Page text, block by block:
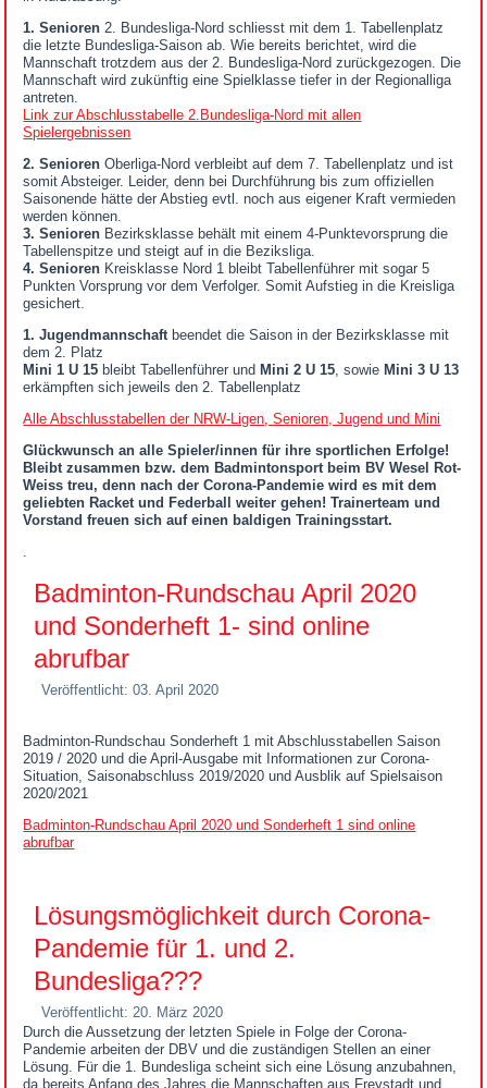
1. Senioren 2. Bundesliga-Nord schliesst mit dem 1. Tabellenplatz
die letzte Bundesliga-Saison ab. Wie bereits berichtet, wird die
Mannschaft trotzdem aus der 2. Bundesliga-Nord zurückgezogen. Die
Mannschaft wird zukünftig eine Spielklasse tiefer in der Regionalliga
antreten.
Link zur Abschlusstabelle 2.Bundesliga-Nord mit allen
Spielergebnissen
2. Senioren Oberliga-Nord verbleibt auf dem 7. Tabellenplatz und ist
somit Absteiger. Leider, denn bei Durchführung bis zum offiziellen
Saisonende hätte der Abstieg evtl. noch aus eigener Kraft vermieden
werden können.
3. Senioren Bezirksklasse behält mit einem 4-Punktevorsprung die
Tabellenspitze und steigt auf in die Beziksliga.
4. Senioren Kreisklasse Nord 1 bleibt Tabellenführer mit sogar 5
Punkten Vorsprung vor dem Verfolger. Somit Aufstieg in die Kreisliga
gesichert.
1. Jugendmannschaft beendet die Saison in der Bezirksklasse mit
dem 2. Platz
Mini 1 U 15 bleibt Tabellenführer und Mini 2 U 15 , sowie Mini 3 U 13
erkämpften sich jeweils den 2. Tabellenplatz
Alle Abschlusstabellen der NRW-Ligen, Senioren, Jugend und Mini
Glückwunsch an alle Spieler/innen für ihre sportlichen Erfolge!
Bleibt zusammen bzw. dem Badmintonsport beim BV Wesel Rot-
Weiss treu, denn nach der Corona-Pandemie wird es mit dem
geliebten Racket und Federball weiter gehen! Trainerteam und
Vorstand freuen sich auf einen baldigen Trainingsstart.
Badminton-Rundschau April 2020
und Sonderheft 1- sind online
abrufbar
Veröffentlicht: 03. April 2020
Badminton-Rundschau Sonderheft 1 mit Abschlusstabellen Saison
2019 / 2020 und die April-Ausgabe mit Informationen zur Corona-
Situation, Saisonabschluss 2019/2020 und Ausblik auf Spielsaison
2020/2021
Badminton-Rundschau April 2020 und Sonderheft 1 sind online
abrufbar
Lösungsmöglichkeit durch Corona-
Pandemie für 1. und 2.
Bundesliga???
Veröffentlicht: 20. März 2020
Durch die Aussetzung der letzten Spiele in Folge der Corona-
Pandemie arbeiten der DBV und die zuständigen Stellen an einer
Lösung. Für die 1. Bundesliga scheint sich eine Lösung anzubahnen,
da bereits Anfang des Jahres die Mannschaften aus Freystadt und